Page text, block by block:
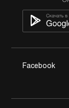
Facebook